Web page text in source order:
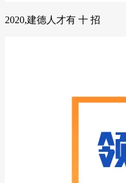
2020,建德人才有 十 招